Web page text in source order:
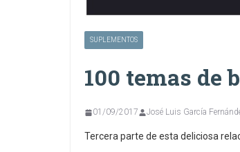
SUPLEMENTOS
100 temas de
01/09/2017 José Luis García
Tercera parte de esta deliciosa